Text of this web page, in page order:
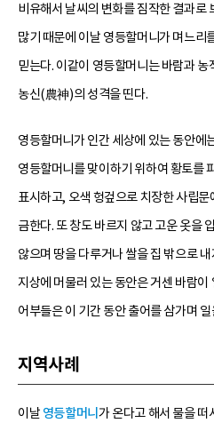
비유해서 날씨의 변화를 짐작한 결과로
많기 때문에 이날 영등할머니가 며느리
믿는다. 이같이 영등할머니는 바람과
농신(農神)의 성격을 띤다.
영등할머니가 인간 세상에 있는 동안에
영등할머니를 맞이하기 위하여 황토를
표시하고, 오색 헝겊으로 치장한 사립
금한다. 또 창도 바르지 않고 고운 옷을
않으며 땅을 다루거나 쌀을 집 밖으로
지상에 머물러 있는 동안은 거센 바람
어부들은 이 기간 동안 출어를 삼가며 일
지역사례
이날 영등할머니 가 온다고 해서 물을